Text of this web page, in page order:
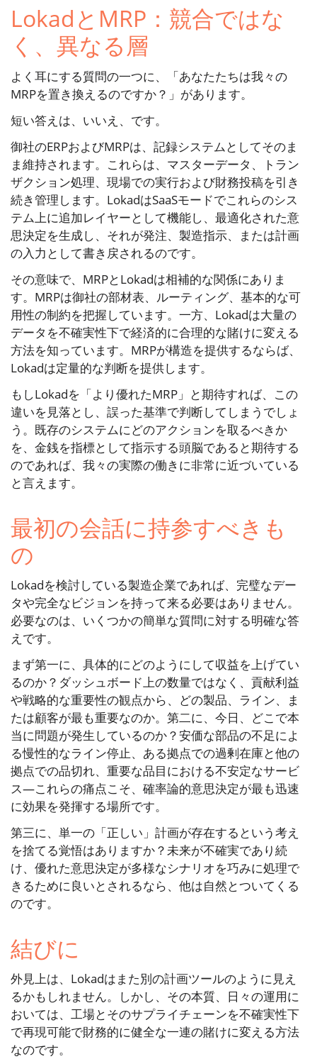
LokadとMRP：競合ではな
く、異なる層
よく耳にする質問の一つに、「あなたたちは我々の
MRPを置き換えるのですか？」があります。
短い答えは、いいえ、です。
御社のERPおよびMRPは、記録システムとしてそのま
ま維持されます。これらは、マスターデータ、トラン
ザクション処理、現場での実行および財務投稿を引き
続き管理します。LokadはSaaSモードでこれらのシス
テム上に追加レイヤーとして機能し、最適化された意
思決定を生成し、それが発注、製造指示、または計画
の入力として書き戻されるのです。
その意味で、MRPとLokadは相補的な関係にありま
す。MRPは御社の部材表、ルーティング、基本的な可
用性の制約を把握しています。一方、Lokadは大量の
データを不確実性下で経済的に合理的な賭けに変える
方法を知っています。MRPが構造を提供するならば、
Lokadは定量的な判断を提供します。
もしLokadを「より優れたMRP」と期待すれば、この
違いを見落とし、誤った基準で判断してしまうでしょ
う。既存のシステムにどのアクションを取るべきか
を、金銭を指標として指示する頭脳であると期待する
のであれば、我々の実際の働きに非常に近づいている
と言えます。
最初の会話に持参すべきも
の
Lokadを検討している製造企業であれば、完璧なデー
タや完全なビジョンを持って来る必要はありません。
必要なのは、いくつかの簡単な質問に対する明確な答
えです。
まず第一に、具体的にどのようにして収益を上げてい
るのか？ダッシュボード上の数量ではなく、貢献利益
や戦略的な重要性の観点から、どの製品、ライン、ま
たは顧客が最も重要なのか。第二に、今日、どこで本
当に問題が発生しているのか？安価な部品の不足によ
る慢性的なライン停止、ある拠点での過剰在庫と他の
拠点での品切れ、重要な品目における不安定なサービ
ス—これらの痛点こそ、確率論的意思決定が最も迅速
に効果を発揮する場所です。
第三に、単一の「正しい」計画が存在するという考え
を捨てる覚悟はありますか？未来が不確実であり続
け、優れた意思決定が多様なシナリオを巧みに処理で
きるために良いとされるなら、他は自然とついてくる
のです。
結びに
外見上は、Lokadはまた別の計画ツールのように見え
るかもしれません。しかし、その本質、日々の運用に
おいては、工場とそのサプライチェーンを不確実性下
で再現可能で財務的に健全な一連の賭けに変える方法
なのです。